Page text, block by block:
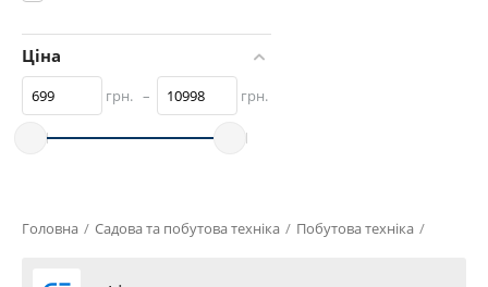
Ціна
грн. – грн.
Головна / Садова та побутова техніка / Побутова техніка /